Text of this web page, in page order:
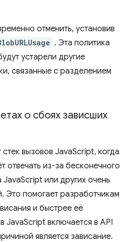
отменить, установив
. Эта политика
устарели другие
связанные с разделением
о сбоях зависших
вызовов JavaScript, когда
отвечать из-за бесконечного
или других очень
Это помогает разработчикам
и быстрее её
JavaScript включается в API
является зависание.